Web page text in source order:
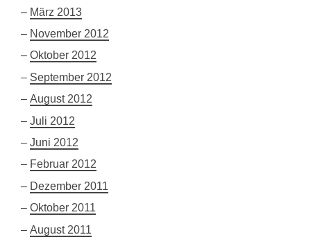
März 2013
November 2012
Oktober 2012
September 2012
August 2012
Juli 2012
Juni 2012
Februar 2012
Dezember 2011
Oktober 2011
August 2011